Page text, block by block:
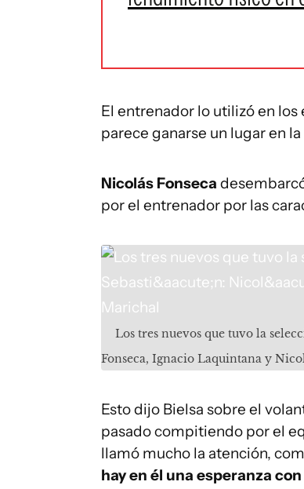
El entrenador lo utilizó en
parece ganarse un lugar en
Nicolás Fonseca
por el entrenador por las
Los tres nuevos que tuvo la
Fonseca, Ignacio Laquintana y
Esto dijo Bielsa sobre el
pasado compitiendo por el
llamó mucho la atención,
hay en él una esperanza